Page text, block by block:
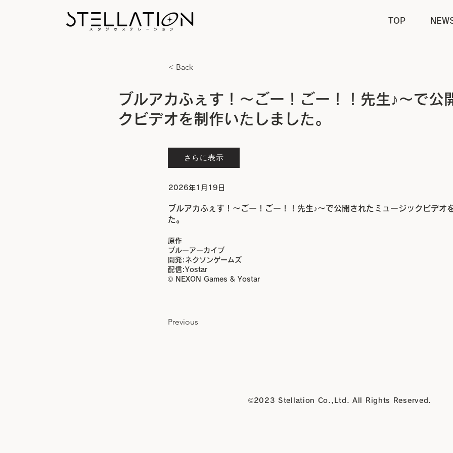
TOP
< Back
ブルアカふぇす！～ごー！ごー！！先生♪～で公
クビデオを制作いたしました。
さらに表示
2026年1月19日
ブルアカふぇす！～ごー！ごー！！先生♪～で公開されたミュージックビデオ
た。
原作
ブルーアーカイブ
開発:ネクソンゲームズ
配信:Yostar
© NEXON Games & Yostar
Previous
©2023 Stellation Co.,Ltd. All Rights Reserved.